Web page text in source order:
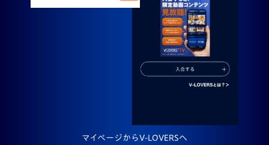
マイページからV-LOVERSへ